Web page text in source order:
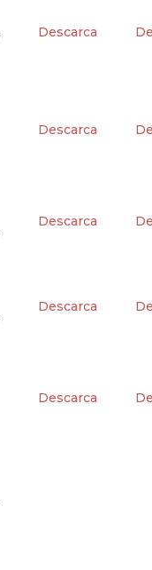
Descarca
Descarca
Descarca
Descarca
Descarca